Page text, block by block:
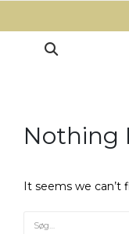
Nothing
It seems we can’t